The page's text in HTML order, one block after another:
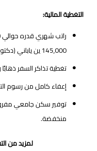
التغطية المالية:
145,000 ين ياباني (دكتوراة).
تغطية تذاكر السفر ذهابًا
إعفاء كامل من رسوم
توفير سكن جامعي
منخفضة.
لمزيد من